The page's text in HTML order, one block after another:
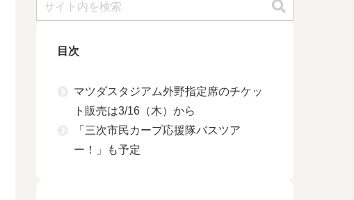
目次
マツダスタジアム外野指定席のチケッ
ト販売は3/16（木）から
「三次市民カープ応援隊バスツア
ー！」も予定